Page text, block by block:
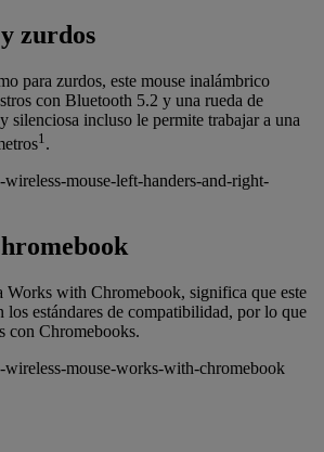
zurdos
para zurdos, este mouse inalámbrico
con Bluetooth 5.2 y una rueda de
silenciosa incluso le permite trabajar a una
1 .
Works with Chromebook, significa que este
estándares de compatibilidad, por lo que
con Chromebooks.